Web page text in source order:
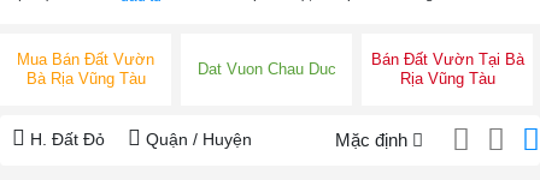
Mua Bán Đất Vườn
Bà Rịa Vũng Tàu
Dat Vuon Chau Duc
Bán Đất Vườn Tại Bà
Rịa Vũng Tàu
H. Đất Đỏ Quận / Huyện Mặc định